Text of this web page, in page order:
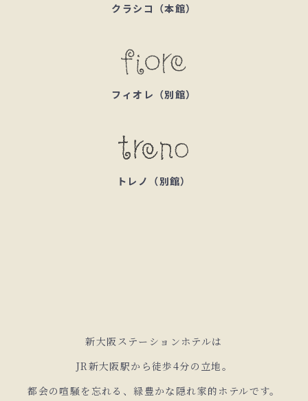
クラシコ（本館）
フィオレ（別館）
トレノ（別館）
新大阪ステーションホテルは
JR新大阪駅から徒歩4分の立地。
都会の喧騒を忘れる、緑豊かな隠れ家的ホテルです。